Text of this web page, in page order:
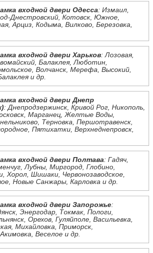
входной двери Одесса: Измаил,
Днестровский, Котовск, Южное,
Арциз, Кодыма, Вилково, Березовка,
входной двери Харьков: Лозовая,
Балаклея, Люботин,
Волчанск, Мерефа, Высокий,
и др.
входной двери Днепр
: Днепродзержинск, Кривой Рог, Никополь,
Марганец, Желтые Воды,
Терновка, Першотравенск,
Пятихатки, Верхнеднепровск,
входной двери Полтава: Гадяч,
Лубны, Миргород, Глобино,
Хорол, Шишаки, Червонозаводское,
Новые Санжары, Карловка и др.
входной двери Запорожье:
Энергодар, Токмак, Пологи,
Орехов, Гуляйполе, Васильевка,
Михайловка, Приморск,
Веселое и др.